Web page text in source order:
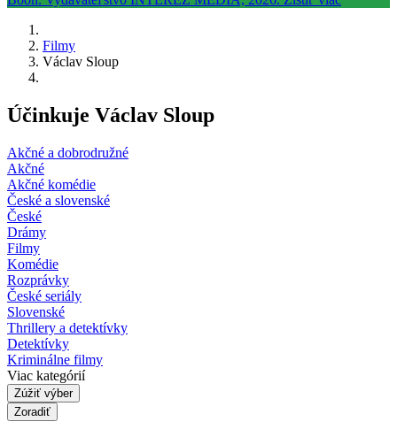
Filmy
Václav Sloup
Účinkuje Václav Sloup
Akčné a dobrodružné
Akčné
Akčné komédie
České a slovenské
České
Drámy
Filmy
Komédie
Rozprávky
České seriály
Slovenské
Thrillery a detektívky
Detektívky
Kriminálne filmy
Viac kategórií
Zúžiť výber
Zoradiť